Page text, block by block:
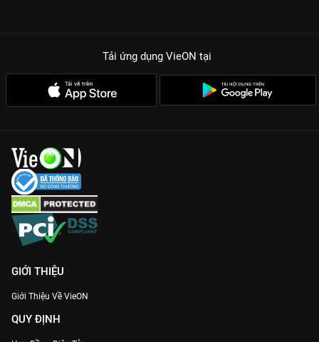
Tải ứng dụng VieON tại
GIỚI THIỆU
Giới Thiệu Về VieON
QUY ĐỊNH